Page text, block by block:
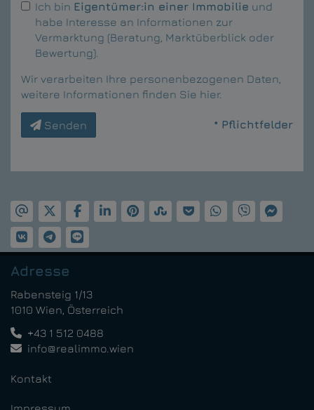
Ich bin Eigentümer:in einer Immobilie und
habe Interesse an Informationen zur
Vermarktung (Beratung, Marktüberblick oder
Bewertung).
Wir verarbeiten Ihre personenbezogenen Daten,
weitere Informationen finden Sie hier.
Senden * Pflichtfelder
Adresse
Rabensteig 1/13
1010 Wien, Österreich
+43 1 512 0488
info@realimmo.wien
Kontakt